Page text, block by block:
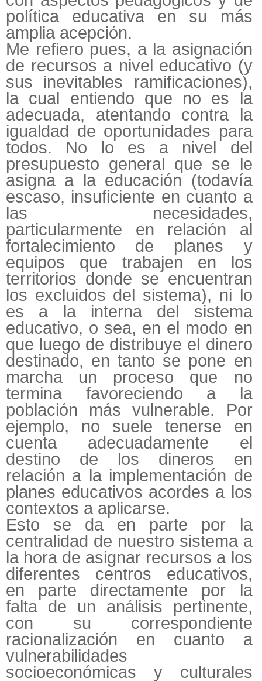
política educativa en su más
amplia acepción.
Me refiero pues, a la asignación
de recursos a nivel educativo (y
sus inevitables ramificaciones),
la cual entiendo que no es la
adecuada, atentando contra la
igualdad de oportunidades para
todos. No lo es a nivel del
presupuesto general que se le
asigna a la educación (todavía
escaso, insuficiente en cuanto a
las necesidades,
particularmente en relación al
fortalecimiento de planes y
equipos que trabajen en los
territorios donde se encuentran
los excluidos del sistema), ni lo
es a la interna del sistema
educativo, o sea, en el modo en
que luego de distribuye el dinero
destinado, en tanto se pone en
marcha un proceso que no
termina favoreciendo a la
población más vulnerable. Por
ejemplo, no suele tenerse en
cuenta adecuadamente el
destino de los dineros en
relación a la implementación de
planes educativos acordes a los
contextos a aplicarse.
Esto se da en parte por la
centralidad de nuestro sistema a
la hora de asignar recursos a los
diferentes centros educativos,
en parte directamente por la
falta de un análisis pertinente,
con su correspondiente
racionalización en cuanto a
vulnerabilidades
socioeconómicas y culturales